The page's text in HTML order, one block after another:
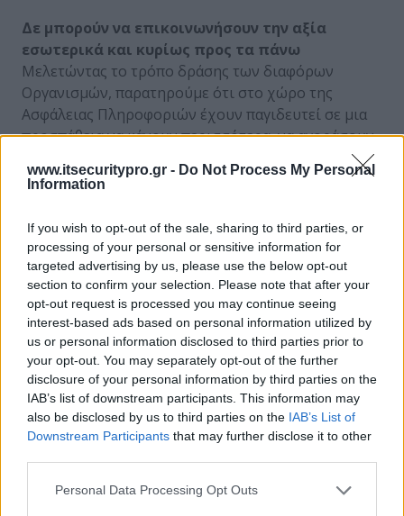
www.itsecuritypro.gr - Do Not Process My Personal
Information
If you wish to opt-out of the sale, sharing to third parties, or
processing of your personal or sensitive information for
targeted advertising by us, please use the below opt-out
section to confirm your selection. Please note that after your
opt-out request is processed you may continue seeing
interest-based ads based on personal information utilized by
us or personal information disclosed to third parties prior to
your opt-out. You may separately opt-out of the further
disclosure of your personal information by third parties on the
IAB’s list of downstream participants. This information may
also be disclosed by us to third parties on the IAB’s List of
Downstream Participants that may further disclose it to other
Personal Data Processing Opt Outs
Δε μπορούν να επικοινωνήσουν την αξία
εσωτερικά και κυρίως προς τα πάνω
Μελετώντας το τρόπο δράσης των διαφόρων
Οργανισμών, παρατηρούμε ότι στο χώρο της
Ασφάλειας Πληροφοριών έχουν παγιδευτεί σε μια
προσπάθεια να κάνουν περισσότερα, να αγοράσουν
περισσότερα, να αξιολογήσουν τους κινδύνους και
εταιρικό περιβάλλον κτλ.
Τις περισσότερες φορές καταναλώνεται
περισσότερη ενέργεια στην προσπάθεια να
αξιολογηθούν λύσεις και να τεκμηριωθούν ολοένα
και περισσότερες ανάγκες προς υλοποίηση, παρά
ενέργεια που αφορά στον προσδιορισμό των
πραγματικών αναγκών και του αποτελεσματικού
τρόπου επικοινωνίας των αναγκών αυτών στη
Διοίκηση. Το ζητούμενο είναι να κατανοήσει η
Διοίκηση την ανάγκη, τις πιθανές εναλλακτικές